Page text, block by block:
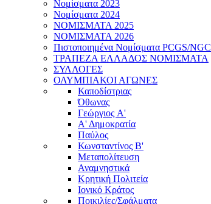
Νομίσματα 2023
Νομίσματα 2024
ΝΟΜΙΣΜΑΤΑ 2025
ΝΟΜΙΣΜΑΤΑ 2026
Πιστοποιημένα Νομίσματα PCGS/NGC
ΤΡΑΠΕΖΑ ΕΛΛΑΔΟΣ ΝΟΜΙΣΜΑΤΑ
ΣΥΛΛΟΓΕΣ
ΟΛΥΜΠΙΑΚΟΙ ΑΓΩΝΕΣ
Καποδίστριας
Όθωνας
Γεώργιος A'
Α' Δημοκρατία
Παύλος
Κωνσταντίνος Β'
Μεταπολίτευση
Αναμνηστικά
Κρητική Πολιτεία
Ιονικό Κράτος
Ποικιλίες/Σφάλματα